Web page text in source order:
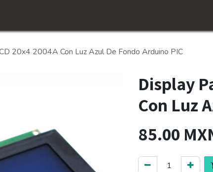
20x4 2004A Con Luz Azul De Fondo Arduino PIC
Display
Con Luz
85.00